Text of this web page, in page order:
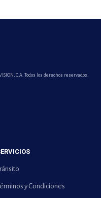
C.A. Todos los derechos reservados.
y Condiciones